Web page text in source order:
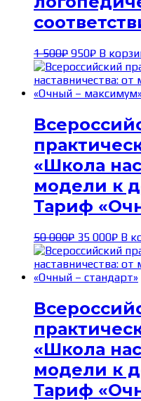
1 500₽
цена
составляла
1 500₽.
950₽Текущая
цена:
950₽.
В
«Школа
модели к
Тариф
50 000₽
цена
составляла
50 000₽.
35 000₽
35
В
«Школа
модели к
Тариф